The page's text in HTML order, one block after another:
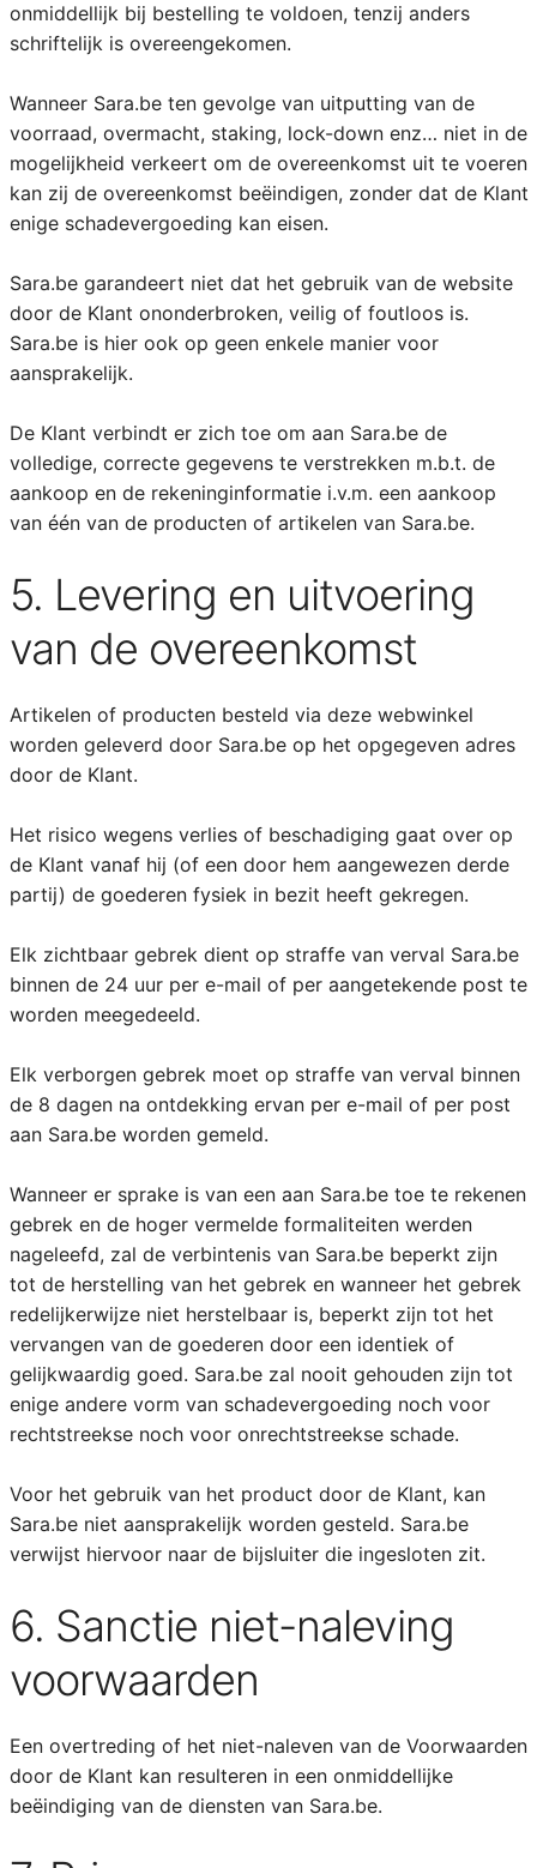
onmiddellijk bij bestelling te voldoen, tenzij anders
schriftelijk is overeengekomen.
Wanneer Sara.be ten gevolge van uitputting van de
voorraad, overmacht, staking, lock-down enz… niet in de
mogelijkheid verkeert om de overeenkomst uit te voeren
kan zij de overeenkomst beëindigen, zonder dat de Klant
enige schadevergoeding kan eisen.
Sara.be garandeert niet dat het gebruik van de website
door de Klant ononderbroken, veilig of foutloos is.
Sara.be is hier ook op geen enkele manier voor
aansprakelijk.
De Klant verbindt er zich toe om aan Sara.be de
volledige, correcte gegevens te verstrekken m.b.t. de
aankoop en de rekeninginformatie i.v.m. een aankoop
van één van de producten of artikelen van Sara.be.
5. Levering en uitvoering
van de overeenkomst
Artikelen of producten besteld via deze webwinkel
worden geleverd door Sara.be op het opgegeven adres
door de Klant.
Het risico wegens verlies of beschadiging gaat over op
de Klant vanaf hij (of een door hem aangewezen derde
partij) de goederen fysiek in bezit heeft gekregen.
Elk zichtbaar gebrek dient op straffe van verval Sara.be
binnen de 24 uur per e-mail of per aangetekende post te
worden meegedeeld.
Elk verborgen gebrek moet op straffe van verval binnen
de 8 dagen na ontdekking ervan per e-mail of per post
aan Sara.be worden gemeld.
Wanneer er sprake is van een aan Sara.be toe te rekenen
gebrek en de hoger vermelde formaliteiten werden
nageleefd, zal de verbintenis van Sara.be beperkt zijn
tot de herstelling van het gebrek en wanneer het gebrek
redelijkerwijze niet herstelbaar is, beperkt zijn tot het
vervangen van de goederen door een identiek of
gelijkwaardig goed. Sara.be zal nooit gehouden zijn tot
enige andere vorm van schadevergoeding noch voor
rechtstreekse noch voor onrechtstreekse schade.
Voor het gebruik van het product door de Klant, kan
Sara.be niet aansprakelijk worden gesteld. Sara.be
verwijst hiervoor naar de bijsluiter die ingesloten zit.
6. Sanctie niet-naleving
voorwaarden
Een overtreding of het niet-naleven van de Voorwaarden
door de Klant kan resulteren in een onmiddellijke
beëindiging van de diensten van Sara.be.